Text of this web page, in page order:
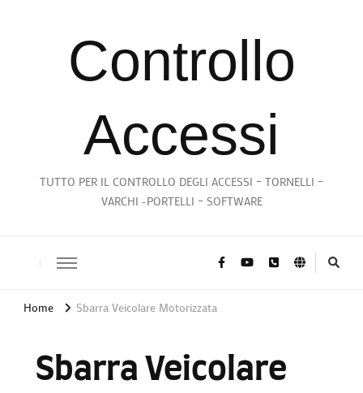
Controllo
Accessi
TUTTO PER IL CONTROLLO DEGLI ACCESSI – TORNELLI –
VARCHI -PORTELLI – SOFTWARE
Home Sbarra Veicolare Motorizzata
Sbarra Veicolare